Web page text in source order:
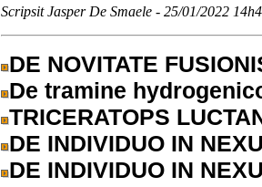
Scripsit Jasper De Smaele - 25/01/2022
DE NOVITATE
De tramine
TRICERATOPS
DE INDIVIDUO IN
DE INDIVIDUO IN